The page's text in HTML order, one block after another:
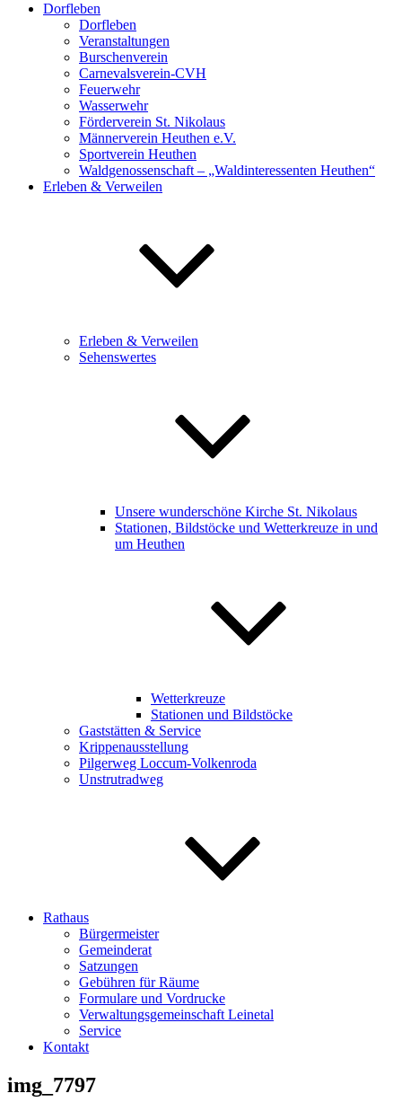
Dorfleben
Dorfleben
Veranstaltungen
Burschenverein
Carnevalsverein-CVH
Feuerwehr
Wasserwehr
Förderverein St. Nikolaus
Männerverein Heuthen e.V.
Sportverein Heuthen
Waldgenossenschaft – „Waldinteressenten Heuthen“
Erleben & Verweilen
Erleben & Verweilen
Sehenswertes
Unsere wunderschöne Kirche St. Nikolaus
Stationen, Bildstöcke und Wetterkreuze in und
um Heuthen
Wetterkreuze
Stationen und Bildstöcke
Gaststätten & Service
Krippenausstellung
Pilgerweg Loccum-Volkenroda
Unstrutradweg
Rathaus
Bürgermeister
Gemeinderat
Satzungen
Gebühren für Räume
Formulare und Vordrucke
Verwaltungsgemeinschaft Leinetal
Service
Kontakt
img_7797